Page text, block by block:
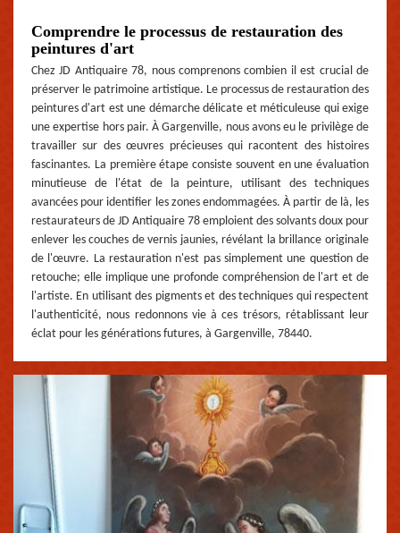
Comprendre le processus de restauration des
peintures d'art
Chez JD Antiquaire 78, nous comprenons combien il est crucial de
préserver le patrimoine artistique. Le processus de restauration des
peintures d'art est une démarche délicate et méticuleuse qui exige
une expertise hors pair. À Gargenville, nous avons eu le privilège de
travailler sur des œuvres précieuses qui racontent des histoires
fascinantes. La première étape consiste souvent en une évaluation
minutieuse de l'état de la peinture, utilisant des techniques
avancées pour identifier les zones endommagées. À partir de là, les
restaurateurs de JD Antiquaire 78 emploient des solvants doux pour
enlever les couches de vernis jaunies, révélant la brillance originale
de l'œuvre. La restauration n'est pas simplement une question de
retouche; elle implique une profonde compréhension de l'art et de
l'artiste. En utilisant des pigments et des techniques qui respectent
l'authenticité, nous redonnons vie à ces trésors, rétablissant leur
éclat pour les générations futures, à Gargenville, 78440.